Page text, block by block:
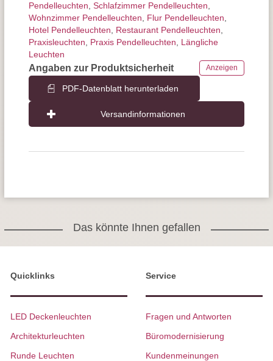
Pendelleuchten Schlafzimmer Pendelleuchten
Wohnzimmer Pendelleuchten
Flur Pendelleuchten
Hotel Pendelleuchten
Restaurant Pendelleuchten
Praxisleuchten
Praxis Pendelleuchten
Längliche
Leuchten
Angaben zur Produktsicherheit Anzeigen
PDF-Datenblatt herunterladen
Versandinformationen
Das könnte Ihnen gefallen
Quicklinks
LED Deckenleuchten
Architekturleuchten
Runde Leuchten
Service
Fragen und Antworten
Büromodernisierung
Kundenmeinungen